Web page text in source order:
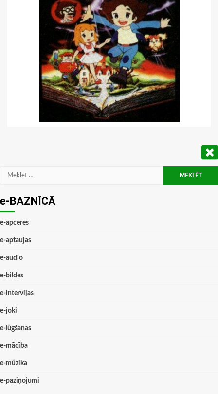
Meklēt:
e-BAZNĪCĀ
e-apceres
e-aptaujas
e-audio
e-bildes
e-intervijas
e-joki
e-lūgšanas
e-mācība
e-mūzika
e-paziņojumi